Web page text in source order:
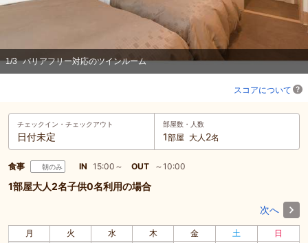
1/3 バリアフリー対応のツインルーム
スコアについて
チェックイン・ チェックアウト
日付未定
部屋数・人数
1部屋 大人 2名
食事 朝のみ IN 15:00～ OUT ～10:00
1部屋大人2名子供0名利用の場合
次へ
月 火 水 木 金 土 日